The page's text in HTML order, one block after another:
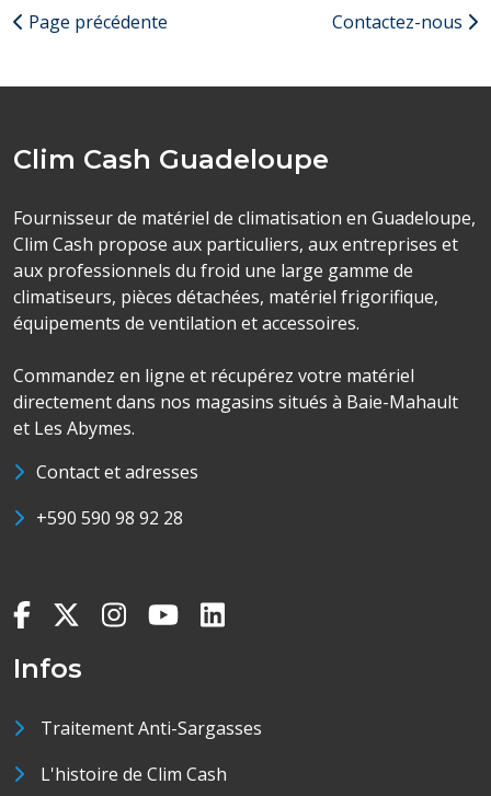
Page précédente Contactez-nous
Clim Cash Guadeloupe
Fournisseur de matériel de climatisation en Guadeloupe,
Clim Cash propose aux particuliers, aux entreprises et
aux professionnels du froid une large gamme de
climatiseurs, pièces détachées, matériel frigorifique,
équipements de ventilation et accessoires.
Commandez en ligne et récupérez votre matériel
directement dans nos magasins situés à Baie-Mahault
et Les Abymes.
Contact et adresses
+590 590 98 92 28
Infos
Traitement Anti-Sargasses
L'histoire de Clim Cash